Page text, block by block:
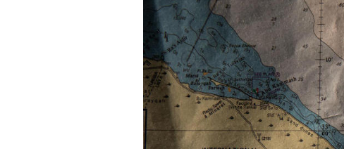
Mondiali calcio 2026